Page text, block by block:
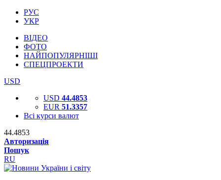
РУС
УКР
ВІДЕО
ФОТО
НАЙПОПУЛЯРНІШІ
СПЕЦПРОЕКТИ
USD
USD 44.4853
EUR 51.3357
Всі курси валют
44.4853
Авторизація
Пошук
RU